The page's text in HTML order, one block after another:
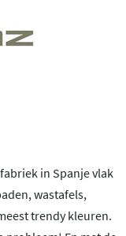
in Spanje vlak
wastafels,
trendy kleuren.